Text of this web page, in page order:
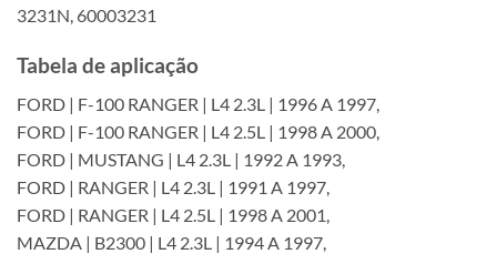
3231N, 60003231
Tabela de aplicação
FORD | F-100 RANGER | L4 2.3L | 1996 A 1997,
FORD | F-100 RANGER | L4 2.5L | 1998 A 2000,
FORD | MUSTANG | L4 2.3L | 1992 A 1993,
FORD | RANGER | L4 2.3L | 1991 A 1997,
FORD | RANGER | L4 2.5L | 1998 A 2001,
MAZDA | B2300 | L4 2.3L | 1994 A 1997,